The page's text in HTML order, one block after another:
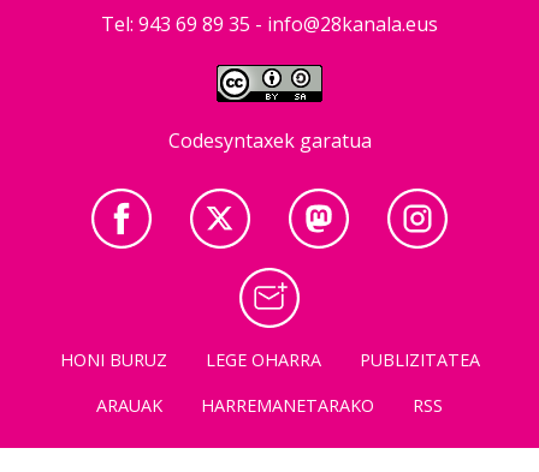
Tel: 943 69 89 35 - info@28kanala.eus
Codesyntaxek garatua
HONI BURUZ LEGE OHARRA
PUBLIZITATEA
ARAUAK
HARREMANETARAKO RSS